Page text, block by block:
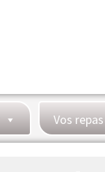
Vos